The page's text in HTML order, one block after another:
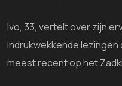
Ivo, 33, vertelt over zijn
indrukwekkende
meest recent op het